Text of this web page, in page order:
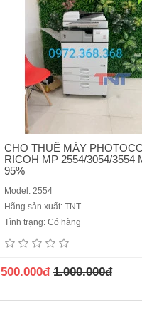
CHO THUÊ MÁY
RICOH MP 2554/3054/3554
95%
Model: 2554
Hãng sản xuất: TNT
Tình trạng: Có hàng
500.000đ 1.000.000đ
Cho thuê máy Photocopy Ricoh
mã đẹp, chạy ổn định, không lo
văn phòng, công trường, trường